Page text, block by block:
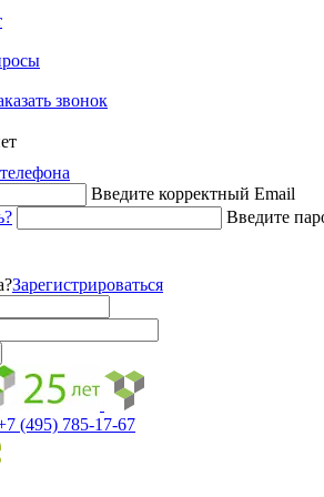
звонок
Введите корректный Email
Введите
Зарегистрироваться
(495) 785-17-67